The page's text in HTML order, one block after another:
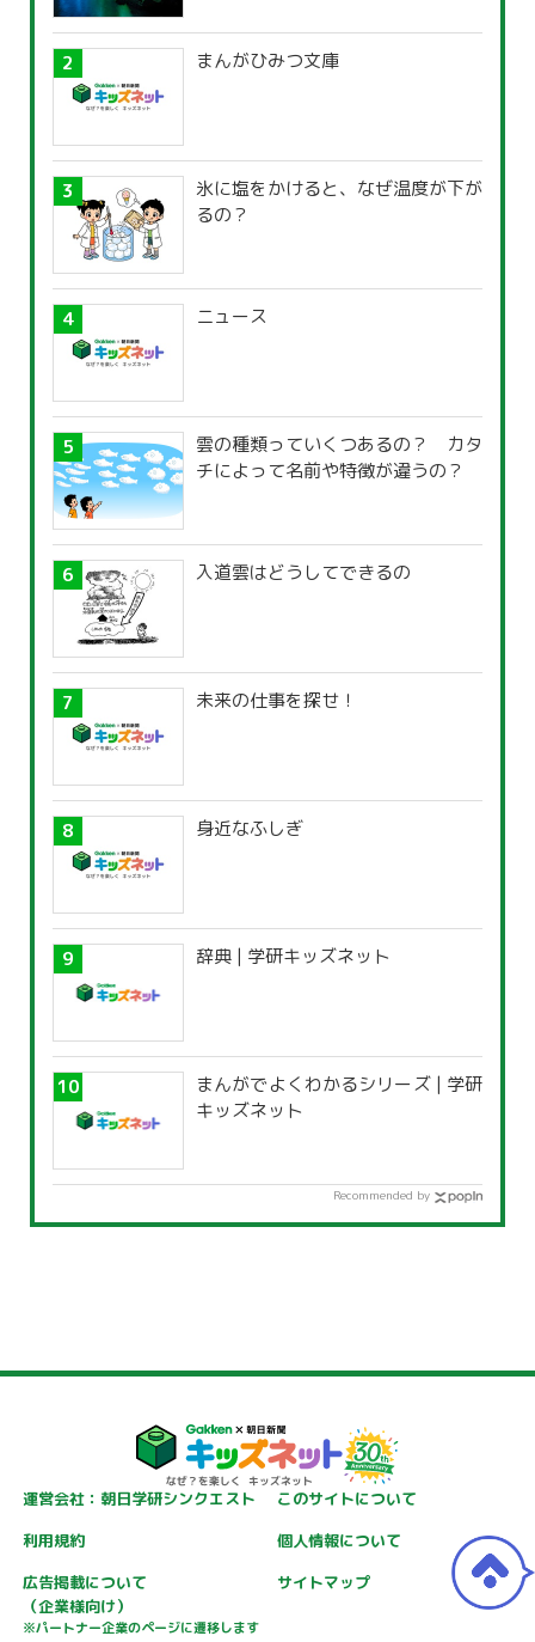
まんがひみつ文庫
氷に塩をかけると、なぜ温度が下が
るの？
ニュース
雲の種類っていくつあるの？ カタ
チによって名前や特徴が違うの？
入道雲はどうしてできるの
未来の仕事を探せ！
身近なふしぎ
辞典 | 学研キッズネット
まんがでよくわかるシリーズ | 学研
キッズネット
Recommended by
運営会社：朝日学研シンクエスト
このサイトについて
利用規約
個人情報について
広告掲載について
（企業様向け）
※パートナー企業のページに遷移します
サイトマップ